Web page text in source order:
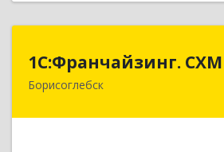
1С:Франчайзинг. СХМ
Борисоглебск
397165, Воронежская обл,